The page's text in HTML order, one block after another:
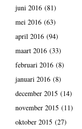
juni 2016(81)
mei 2016(63)
april 2016(94)
maart 2016(33)
februari 2016(8)
januari 2016(8)
december 2015 (14)
november 2015 (11)
oktober 2015 (27)